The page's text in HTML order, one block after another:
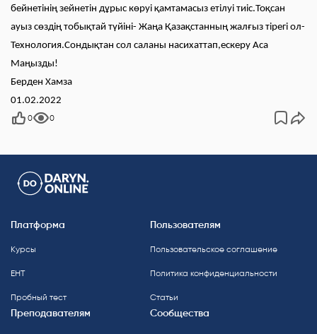
бейнетінің зейнетін дұрыс көруі қамтамасыз етілуі тиіс.Тоқсан
ауыз сөздің тобықтай түйіні- Жаңа Қазақстанның жалғыз тірегі ол-
Технология.Сондықтан сол саланы насихаттап,ескеру Аса
Маңызды!
Берден Хамза
01.02.2022
0 0
Платформа
Курсы
ЕНТ
Пробный тест
Пользователям
Пользовательское соглашение
Политика конфиденциальности
Статьи
Преподавателям Сообщества